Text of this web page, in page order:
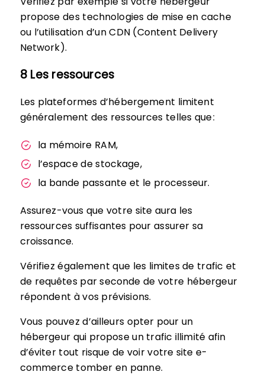
propose des technologies de mise en cache
ou l’utilisation d’un CDN (Content Delivery
Network).
8 Les ressources
Les plateformes d’hébergement limitent
généralement des ressources telles que :
la mémoire RAM,
l’espace de stockage,
la bande passante et le processeur.
Assurez-vous que votre site aura les
ressources suffisantes pour assurer sa
croissance.
Vérifiez également que les limites de trafic et
de requêtes par seconde de votre hébergeur
répondent à vos prévisions.
Vous pouvez d’ailleurs opter pour un
hébergeur qui propose un trafic illimité afin
d’éviter tout risque de voir votre site e-
commerce tomber en panne.